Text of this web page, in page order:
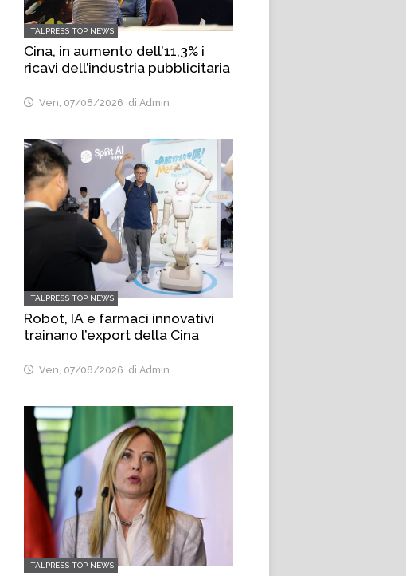
ITALPRESS TOP NEWS
Cina, in aumento dell’11,3% i
ricavi dell’industria pubblicitaria
Ven, 07/08/2026 di Admin
ITALPRESS TOP NEWS
Robot, IA e farmaci innovativi
trainano l’export della Cina
Ven, 07/08/2026 di Admin
ITALPRESS TOP NEWS